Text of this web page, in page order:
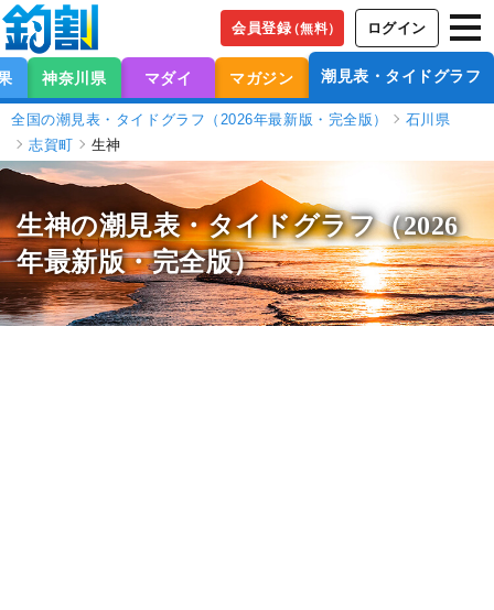
会員登録（無料） ログイン
神奈川県 マダイ マガジン 潮見表・タイドグラフ
全国の潮見表・タイドグラフ（2026年最新版・完全版）
石川県
志賀町
生神
生神の潮見表・タイドグラフ（2026
年最新版・完全版）